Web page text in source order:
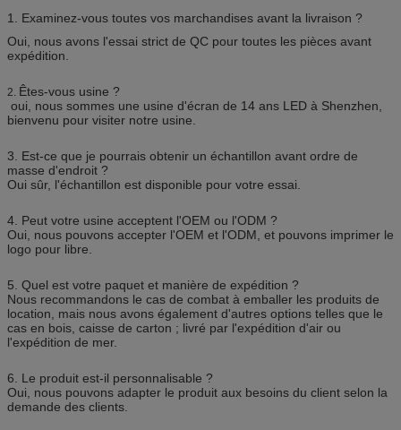
1. Examinez-vous toutes vos marchandises avant la livraison ?
Oui, nous avons l'essai strict de QC pour toutes les pièces avant
expédition.
2. Êtes-vous usine ?
oui, nous sommes une usine d'écran de 14 ans LED à Shenzhen,
bienvenu pour visiter notre usine.
3. Est-ce que je pourrais obtenir un échantillon avant ordre de
masse d'endroit ?
Oui sûr, l'échantillon est disponible pour votre essai.
4. Peut votre usine acceptent l'OEM ou l'ODM ?
Oui, nous pouvons accepter l'OEM et l'ODM, et pouvons imprimer le
logo pour libre.
5. Quel est votre paquet et manière de expédition ?
Nous recommandons le cas de combat à emballer les produits de
location, mais nous avons également d'autres options telles que le
cas en bois, caisse de carton ; livré par l'expédition d'air ou
l'expédition de mer.
6. Le produit est-il personnalisable ?
Oui, nous pouvons adapter le produit aux besoins du client selon la
demande des clients.